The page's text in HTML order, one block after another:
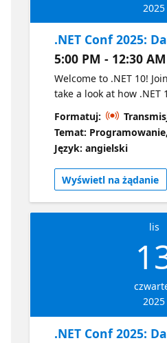
2025
.NET Conf 2025:
5:00 PM - 12:30
Welcome to .NET 10!
take a look at how .NET
native and intelligent
focusing on productivity
streamlined
AI integration, ensuring
performance for
applications. Join Scott,
others from Microsoft
features from the
agenda Watch the on-
Formatuj:
Temat:
Język: angielski
Wyświetl na żądanie
lis
2025
.NET Conf 2025: